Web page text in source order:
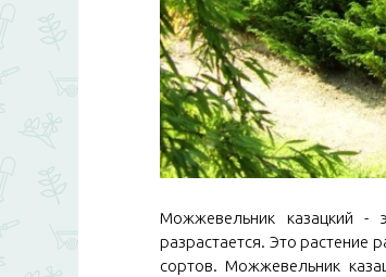
Можжевельник казацкий -
разрастается. Это растение
сортов. Можжевельник